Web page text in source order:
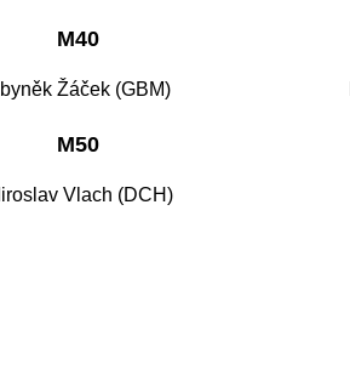
M40
Žáček (GBM)
M50
Vlach (DCH)